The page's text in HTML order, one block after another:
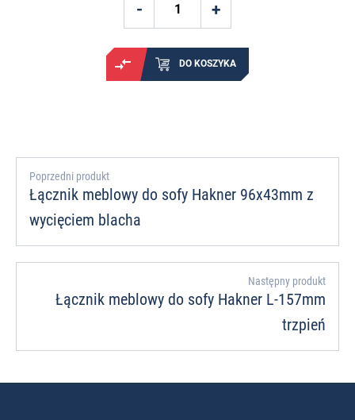
DO KOSZYKA
Poprzedni produkt
Łącznik meblowy do sofy Hakner 96x43mm z
wycięciem blacha
Następny produkt
Łącznik meblowy do sofy Hakner L-157mm
trzpień